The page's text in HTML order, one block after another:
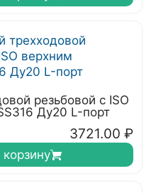
резьбовой с ISO
Ду20 L-порт
3721.00 ₽